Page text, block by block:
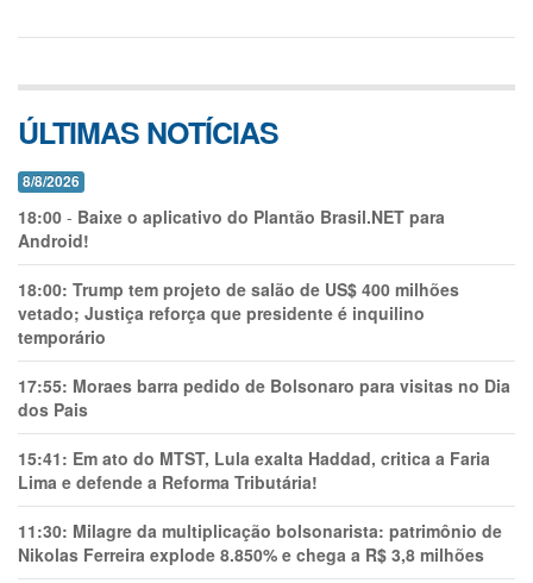
ÚLTIMAS NOTÍCIAS
8/8/2026
18:00 - Baixe o aplicativo do Plantão Brasil.NET para
Android!
18:00: Trump tem projeto de salão de US$ 400 milhões
vetado; Justiça reforça que presidente é inquilino
temporário
17:55: Moraes barra pedido de Bolsonaro para visitas no Dia
dos Pais
15:41: Em ato do MTST, Lula exalta Haddad, critica a Faria
Lima e defende a Reforma Tributária!
11:30: Milagre da multiplicação bolsonarista: patrimônio de
Nikolas Ferreira explode 8.850% e chega a R$ 3,8 milhões